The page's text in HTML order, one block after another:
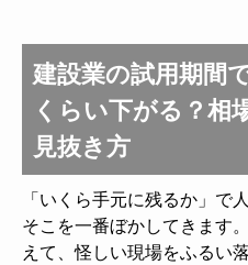
建設業の試用期間
くらい下がる？相
見抜き方
「いくら手元に残るか」で
そこを一番ぼかしてきます
えて、怪しい現場をふるい